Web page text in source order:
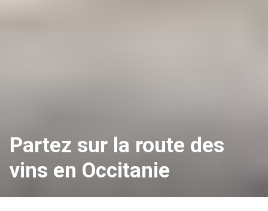
Partez sur la route des
vins en Occitanie